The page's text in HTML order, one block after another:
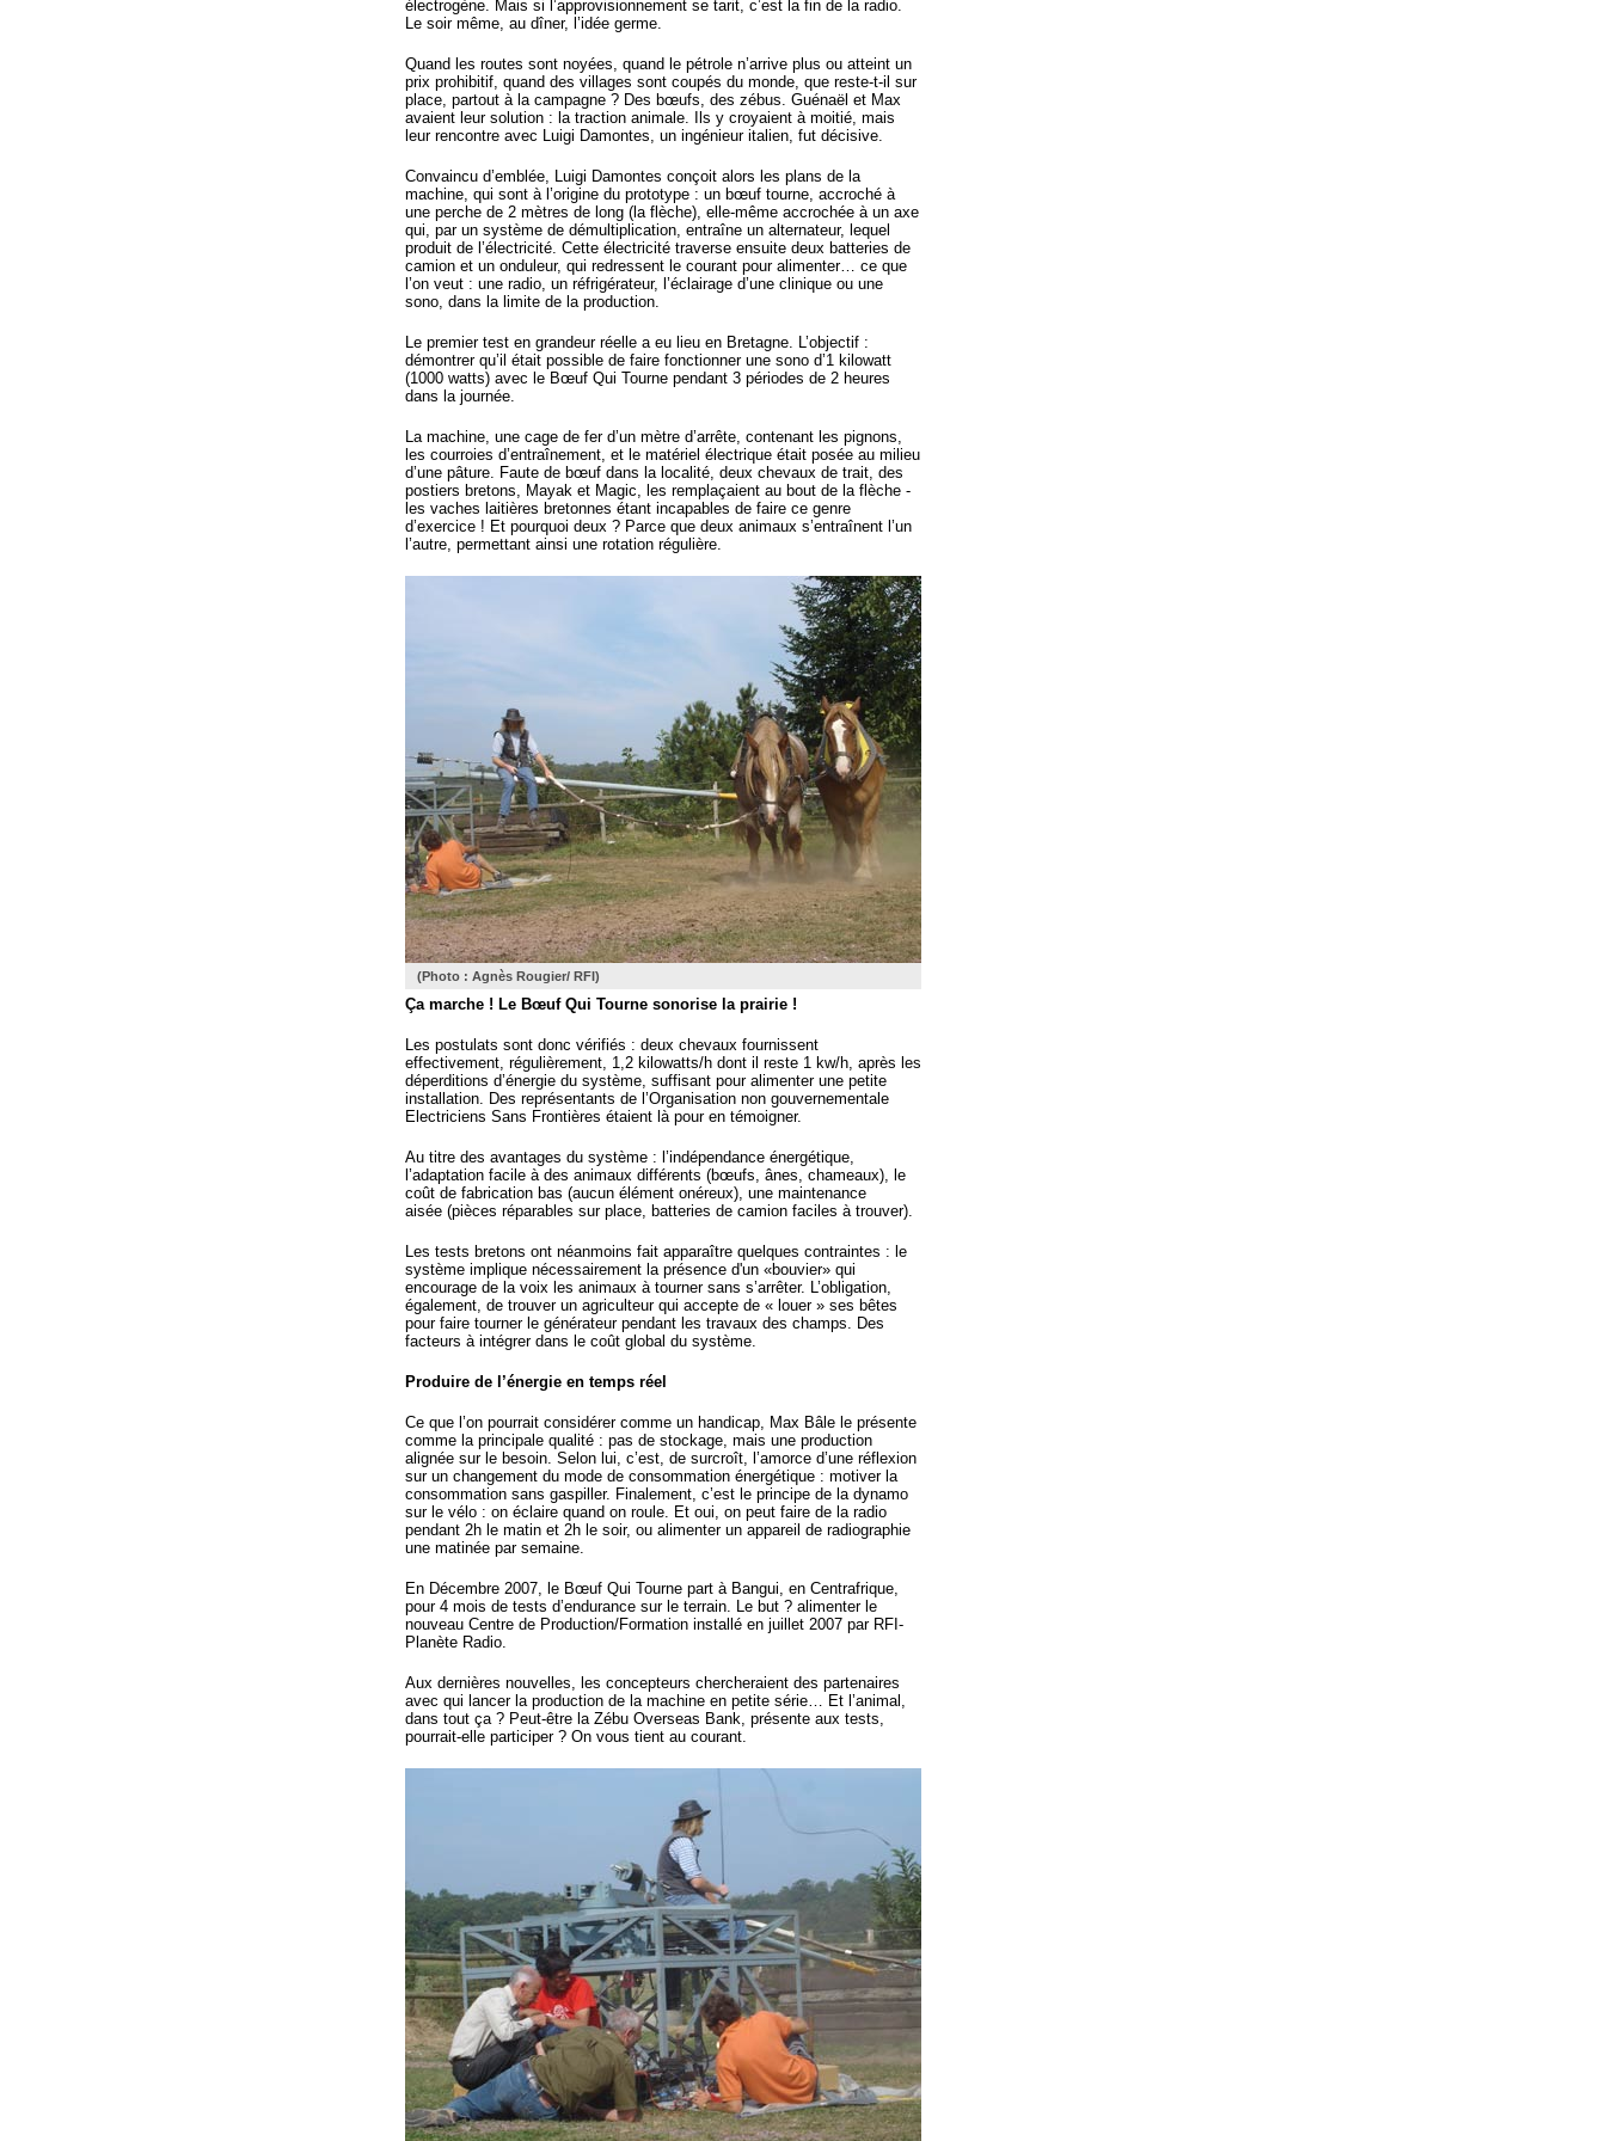
électrogène. Mais si l’approvisionnement se tarit, c’est la fin de la radio.
Le soir même, au dîner, l’idée germe.
Quand les routes sont noyées, quand le pétrole n’arrive plus ou atteint un
prix prohibitif, quand des villages sont coupés du monde, que reste-t-il sur
place, partout à la campagne ? Des bœufs, des zébus. Guénaël et Max
avaient leur solution : la traction animale. Ils y croyaient à moitié, mais
leur rencontre avec Luigi Damontes, un ingénieur italien, fut décisive.
Convaincu d’emblée, Luigi Damontes conçoit alors les plans de la
machine, qui sont à l’origine du prototype : un bœuf tourne, accroché à
une perche de 2 mètres de long (la flèche), elle-même accrochée à un axe
qui, par un système de démultiplication, entraîne un alternateur, lequel
produit de l’électricité. Cette électricité traverse ensuite deux batteries de
camion et un onduleur, qui redressent le courant pour alimenter… ce que
l’on veut : une radio, un réfrigérateur, l’éclairage d’une clinique ou une
sono, dans la limite de la production.
Le premier test en grandeur réelle a eu lieu en Bretagne. L’objectif :
démontrer qu’il était possible de faire fonctionner une sono d’1 kilowatt
(1000 watts) avec le Bœuf Qui Tourne pendant 3 périodes de 2 heures
dans la journée.
La machine, une cage de fer d’un mètre d’arrête, contenant les pignons,
les courroies d’entraînement, et le matériel électrique était posée au milieu
d’une pâture. Faute de bœuf dans la localité, deux chevaux de trait, des
postiers bretons, Mayak et Magic, les remplaçaient au bout de la flèche -
les vaches laitières bretonnes étant incapables de faire ce genre
d’exercice ! Et pourquoi deux ? Parce que deux animaux s’entraînent l’un
l’autre, permettant ainsi une rotation régulière.
(Photo : Agnès Rougier/ RFI)
Ça marche ! Le Bœuf Qui Tourne sonorise la prairie !
Les postulats sont donc vérifiés : deux chevaux fournissent
effectivement, régulièrement, 1,2 kilowatts/h dont il reste 1 kw/h, après les
déperditions d’énergie du système, suffisant pour alimenter une petite
installation. Des représentants de l’Organisation non gouvernementale
Electriciens Sans Frontières étaient là pour en témoigner.
Au titre des avantages du système : l’indépendance énergétique,
l’adaptation facile à des animaux différents (bœufs, ânes, chameaux), le
coût de fabrication bas (aucun élément onéreux), une maintenance
aisée (pièces réparables sur place, batteries de camion faciles à trouver).
Les tests bretons ont néanmoins fait apparaître quelques contraintes : le
système implique nécessairement la présence d'un «bouvier» qui
encourage de la voix les animaux à tourner sans s’arrêter. L’obligation,
également, de trouver un agriculteur qui accepte de « louer » ses bêtes
pour faire tourner le générateur pendant les travaux des champs. Des
facteurs à intégrer dans le coût global du système.
Produire de l’énergie en temps réel
Ce que l’on pourrait considérer comme un handicap, Max Bâle le présente
comme la principale qualité : pas de stockage, mais une production
alignée sur le besoin. Selon lui, c’est, de surcroît, l’amorce d’une réflexion
sur un changement du mode de consommation énergétique : motiver la
consommation sans gaspiller. Finalement, c’est le principe de la dynamo
sur le vélo : on éclaire quand on roule. Et oui, on peut faire de la radio
pendant 2h le matin et 2h le soir, ou alimenter un appareil de radiographie
une matinée par semaine.
En Décembre 2007, le Bœuf Qui Tourne part à Bangui, en Centrafrique,
pour 4 mois de tests d’endurance sur le terrain. Le but ? alimenter le
nouveau Centre de Production/Formation installé en juillet 2007 par RFI-
Planète Radio.
Aux dernières nouvelles, les concepteurs chercheraient des partenaires
avec qui lancer la production de la machine en petite série… Et l’animal,
dans tout ça ? Peut-être la Zébu Overseas Bank, présente aux tests,
pourrait-elle participer ? On vous tient au courant.